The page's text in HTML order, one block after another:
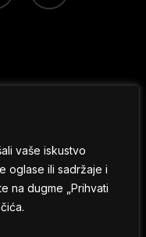
vaše iskustvo
oglase ili sadržaje i
na dugme „Prihvati